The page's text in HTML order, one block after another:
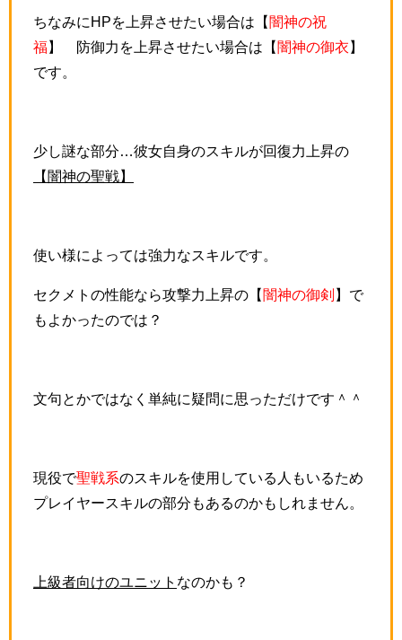
ちなみにHPを上昇させたい場合は【 闇神の祝
福】 防御力を上昇させたい場合は【 闇神の御衣 】
です。
少し謎な部分…彼女自身のスキルが回復力上昇の
【闇神の聖戦】
使い様によっては強力なスキルです。
セクメトの性能なら攻撃力上昇の【 闇神の御剣 】で
もよかったのでは？
文句とかではなく単純に疑問に思っただけです＾＾
現役で聖戦系のスキルを使用している人もいるため
プレイヤースキルの部分もあるのかもしれません。
上級者向けのユニット なのかも？